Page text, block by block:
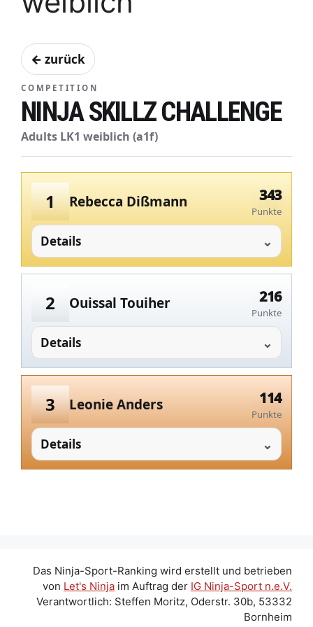
← zurück
COMPETITION
NINJA SKILLZ CHALLENGE
Adults LK1 weiblich (a1f)
1 Rebecca Dißmann 343
Punkte
Details
2 Ouissal Touiher 216
Punkte
Details
3 Leonie Anders 114
Punkte
Details
Das Ninja-Sport-Ranking wird erstellt und betrieben
von Let's Ninja im Auftrag der IG Ninja-Sport n.e.V.
Verantwortlich: Steffen Moritz, Oderstr. 30b, 53332
Bornheim